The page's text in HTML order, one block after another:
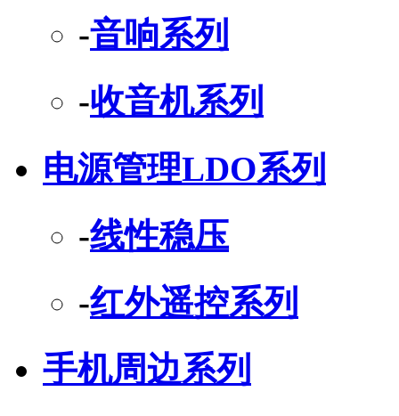
-音响系列
-收音机系列
电源管理LDO系列
-线性稳压
-红外遥控系列
手机周边系列